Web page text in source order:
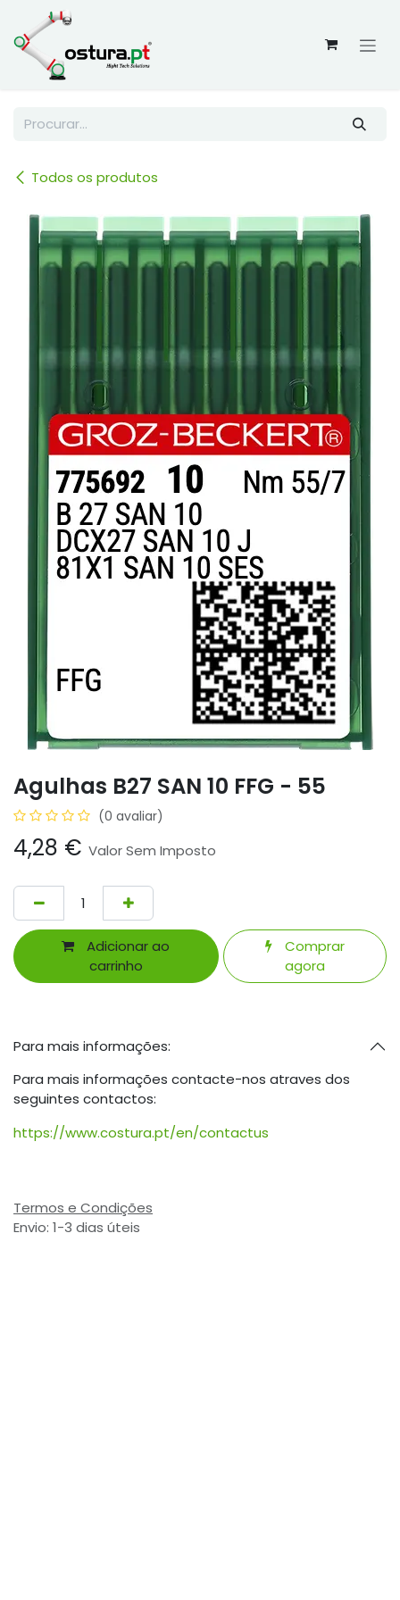
Skip to Content
Todos os produtos
Agulhas B27 SAN 10 FFG - 55
(0 avaliar)
4,28 € Valor Sem Imposto
Adicionar ao
carrinho
Comprar
agora
Para mais informações:
Para mais informações contacte-nos atraves dos
seguintes contactos:
https://www.costura.pt/en/contactus
Termos e Condições
Envio: 1-3 dias úteis